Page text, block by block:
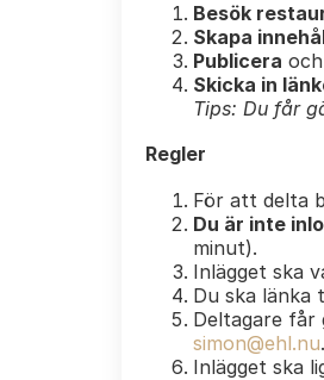
Besök
Skapa
Publicera
Skicka in
Tips: Du får
Regler
För att delta
Du är inte
minut).
Inlägget ska
Du ska länka
Deltagare får
simon@ehl.nu.
Inlägget ska